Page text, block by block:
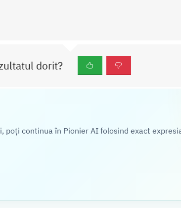
dorit?
poți continua în Pionier AI folosind exact